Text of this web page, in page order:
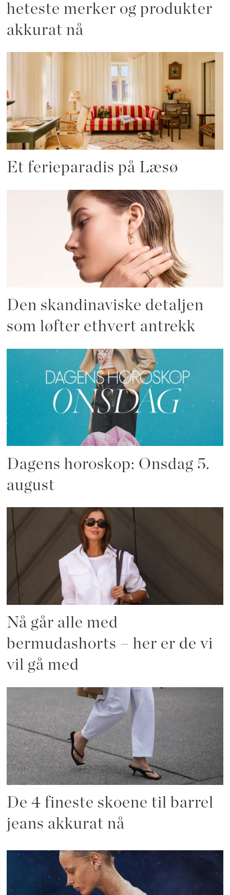
heteste merker og produkter
akkurat nå
Et ferieparadis på Læsø
Den skandinaviske detaljen
som løfter ethvert antrekk
Dagens horoskop: Onsdag 5.
august
Nå går alle med
bermudashorts – her er de vi
vil gå med
De 4 fineste skoene til barrel
jeans akkurat nå